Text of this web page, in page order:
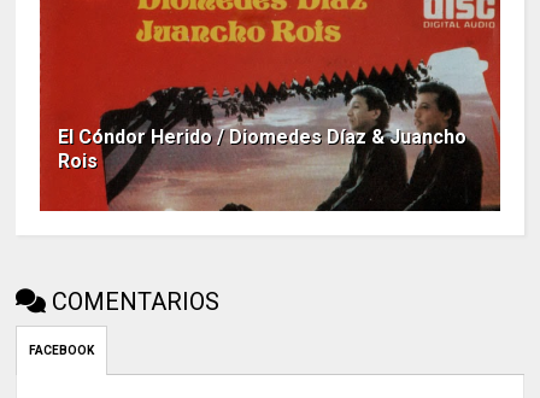
El Cóndor Herido / Diomedes Díaz & Juancho
Rois
COMENTARIOS
FACEBOOK